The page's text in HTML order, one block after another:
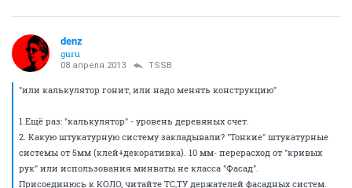
denz
guru
08 апреля 2013 TSSB
"или калькулятор гонит, или надо менять конструкцию"
1.Ещё раз: "калькулятор" - уровень деревяных счет.
2. Какую штукатурную систему закладывали? "Тонкие" штукатурные
системы от 5мм (клей+декоративка). 10 мм- перерасход от "кривых
рук" или использования минваты не класса "Фасад".
Присоединюсь к КОЛО, читайте ТС,ТУ держателей фасадных систем.